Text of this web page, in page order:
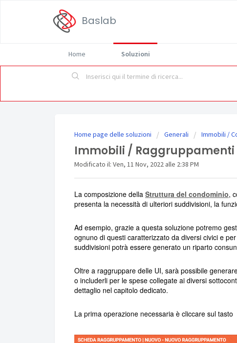
Baslab
Home Soluzioni
Home page delle soluzioni Generali Immobili /
Immobili / Raggruppamenti
Modificato il: Ven, 11 Nov, 2022 alle 2:38 PM
La composizione della Struttura del condominio,
presenta la necessità di ulteriori suddivisioni, la
Ad esempio, grazie a questa soluzione potremo
ognuno di questi caratterizzato da diversi civici e
suddivisioni potrà essere generato un riparto
Oltre a raggruppare delle UI, sarà possibile
o includerli per le spese collegate ai diversi
dettaglio nel capitolo dedicato.
La prima operazione necessaria è cliccare sul tasto